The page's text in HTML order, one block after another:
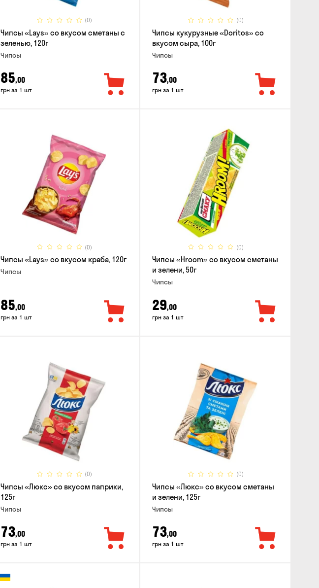
(0)
Чипсы «Lays» со вкусом сметаны с
зеленью, 120г
Чипсы
85,00
грн за 1 шт
(0)
Чипсы кукурузные «Doritos» со
вкусом сыра, 100г
Чипсы
73,00
грн за 1 шт
(0)
Чипсы «Lays» со вкусом краба, 120г
Чипсы
85,00
грн за 1 шт
(0)
Чипсы «Hroom» со вкусом сметаны
и зелени, 50г
Чипсы
29,00
грн за 1 шт
(0)
Чипсы «Люкс» со вкусом паприки,
125г
Чипсы
73,00
грн за 1 шт
(0)
Чипсы «Люкс» со вкусом сметаны
и зелени, 125г
Чипсы
73,00
грн за 1 шт